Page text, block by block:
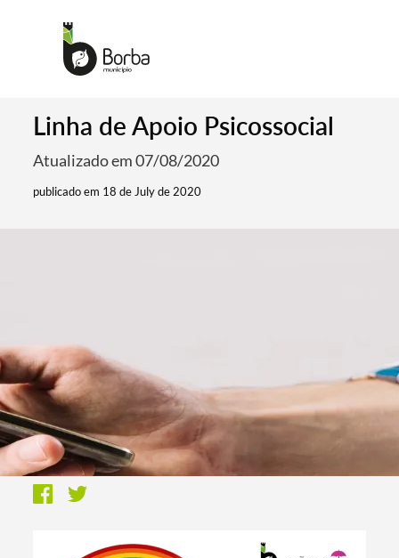
Linha de Apoio Psicossocial
Atualizado em 07/08/2020
publicado em 18 de July de 2020